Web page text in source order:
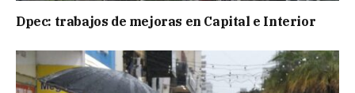
Dpec: trabajos de mejoras en Capital e Interior